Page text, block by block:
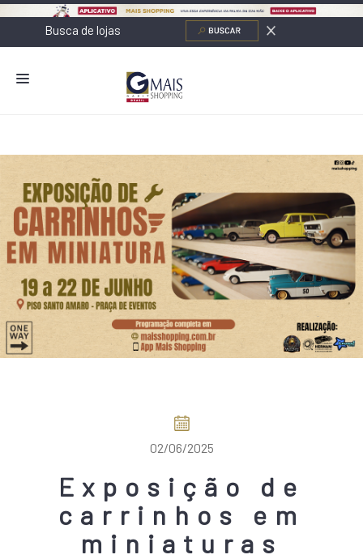
ALIMENTAÇÃO
CONTATO
NOVOS NEGÓCIOS
O SHOPPING
SERVIÇOS
SHOPPINGS DA GAZIT
02/06/2025
Exposição de
carrinhos em
miniaturas